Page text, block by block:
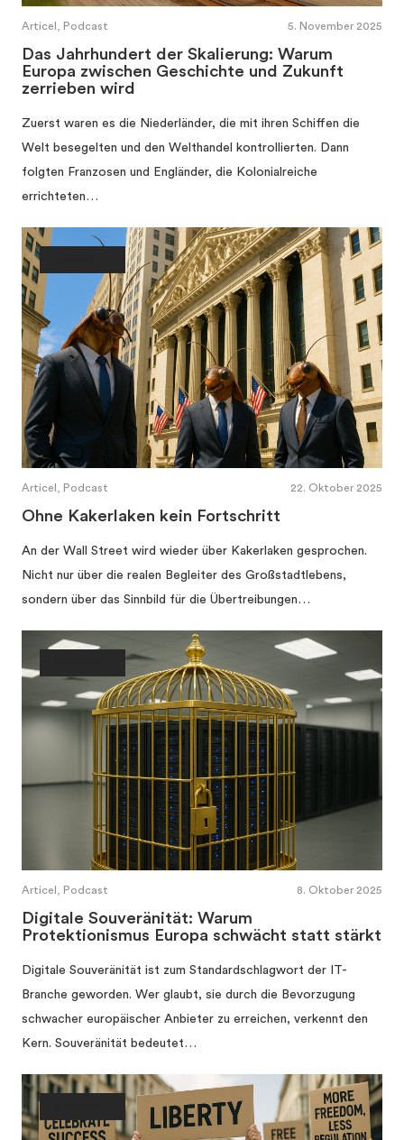
Articel, Podcast 5. November 2025
Das Jahrhundert der Skalierung: Warum
Europa zwischen Geschichte und Zukunft
zerrieben wird
Zuerst waren es die Niederländer, die mit ihren Schiffen die
Welt besegelten und den Welthandel kontrollierten. Dann
folgten Franzosen und Engländer, die Kolonialreiche
errichteten…
Articel, Podcast 22. Oktober 2025
Ohne Kakerlaken kein Fortschritt
An der Wall Street wird wieder über Kakerlaken gesprochen.
Nicht nur über die realen Begleiter des Großstadtlebens,
sondern über das Sinnbild für die Übertreibungen…
Articel, Podcast 8. Oktober 2025
Digitale Souveränität: Warum
Protektionismus Europa schwächt statt stärkt
Digitale Souveränität ist zum Standardschlagwort der IT-
Branche geworden. Wer glaubt, sie durch die Bevorzugung
schwacher europäischer Anbieter zu erreichen, verkennt den
Kern. Souveränität bedeutet…